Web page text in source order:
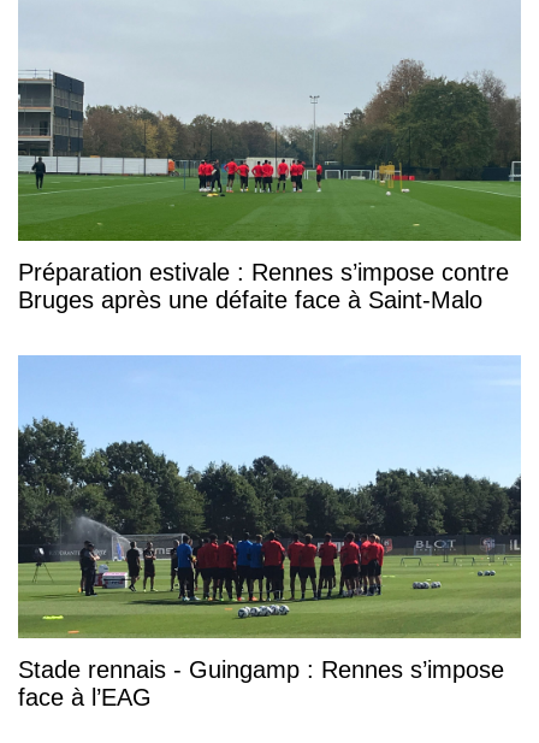
Préparation estivale : Rennes s’impose contre
Bruges après une défaite face à Saint-Malo
Stade rennais - Guingamp : Rennes s’impose
face à l’EAG